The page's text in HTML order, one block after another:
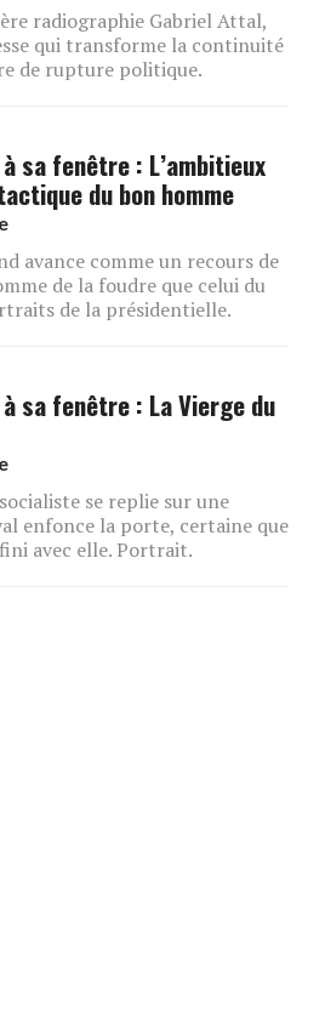
radiographie Gabriel Attal,
qui transforme la continuité
de rupture politique.
sa fenêtre : L’ambitieux
du bon homme
avance comme un recours de
de la foudre que celui du
de la présidentielle.
sa fenêtre : La Vierge du
se replie sur une
enfonce la porte, certaine que
avec elle. Portrait.